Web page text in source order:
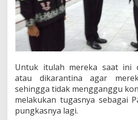
Untuk itulah mereka saat ini
atau dikarantina agar
sehingga tidak mengganggu
melakukan tugasnya sebagai
pungkasnya lagi.